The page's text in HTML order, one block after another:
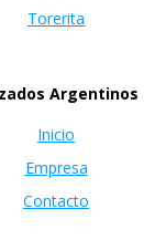
Torerita
Argentinos
Inicio
Empresa
Contacto